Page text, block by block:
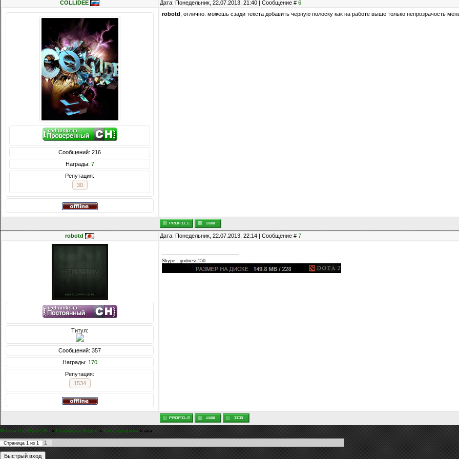
COLLIDEE Дата: Понедельник, 22.07.2013, 21:40 | Сообщение # 6
Сообщений: 216
Награды: 7
Репутация:
30
robotd , отлично. можешь сзади текста добавить черную полоску как на работе выше только непрозрачость
robotd Дата: Понедельник, 22.07.2013, 22:14 | Сообщение # 7
Титул:
Сообщений: 357
Награды: 170
Репутация:
1534
Skype - godness150
Форум CoDHacks.Ru » Графика и Видео » Заказ графики » ава
Страница 1 из 1
1